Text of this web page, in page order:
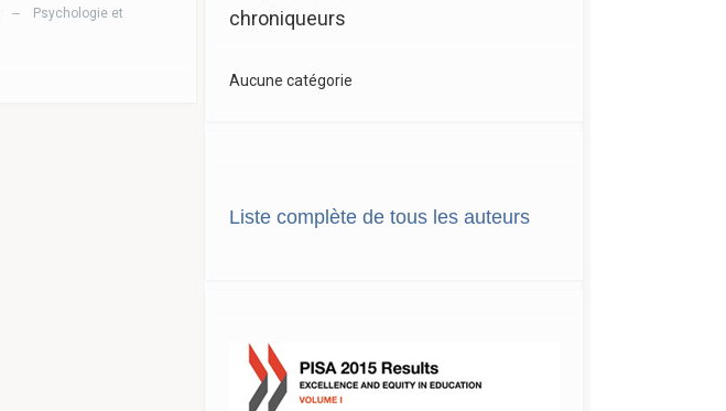
—
Psychologie et
chroniqueurs
Aucune catégorie
Liste complète de tous les auteurs